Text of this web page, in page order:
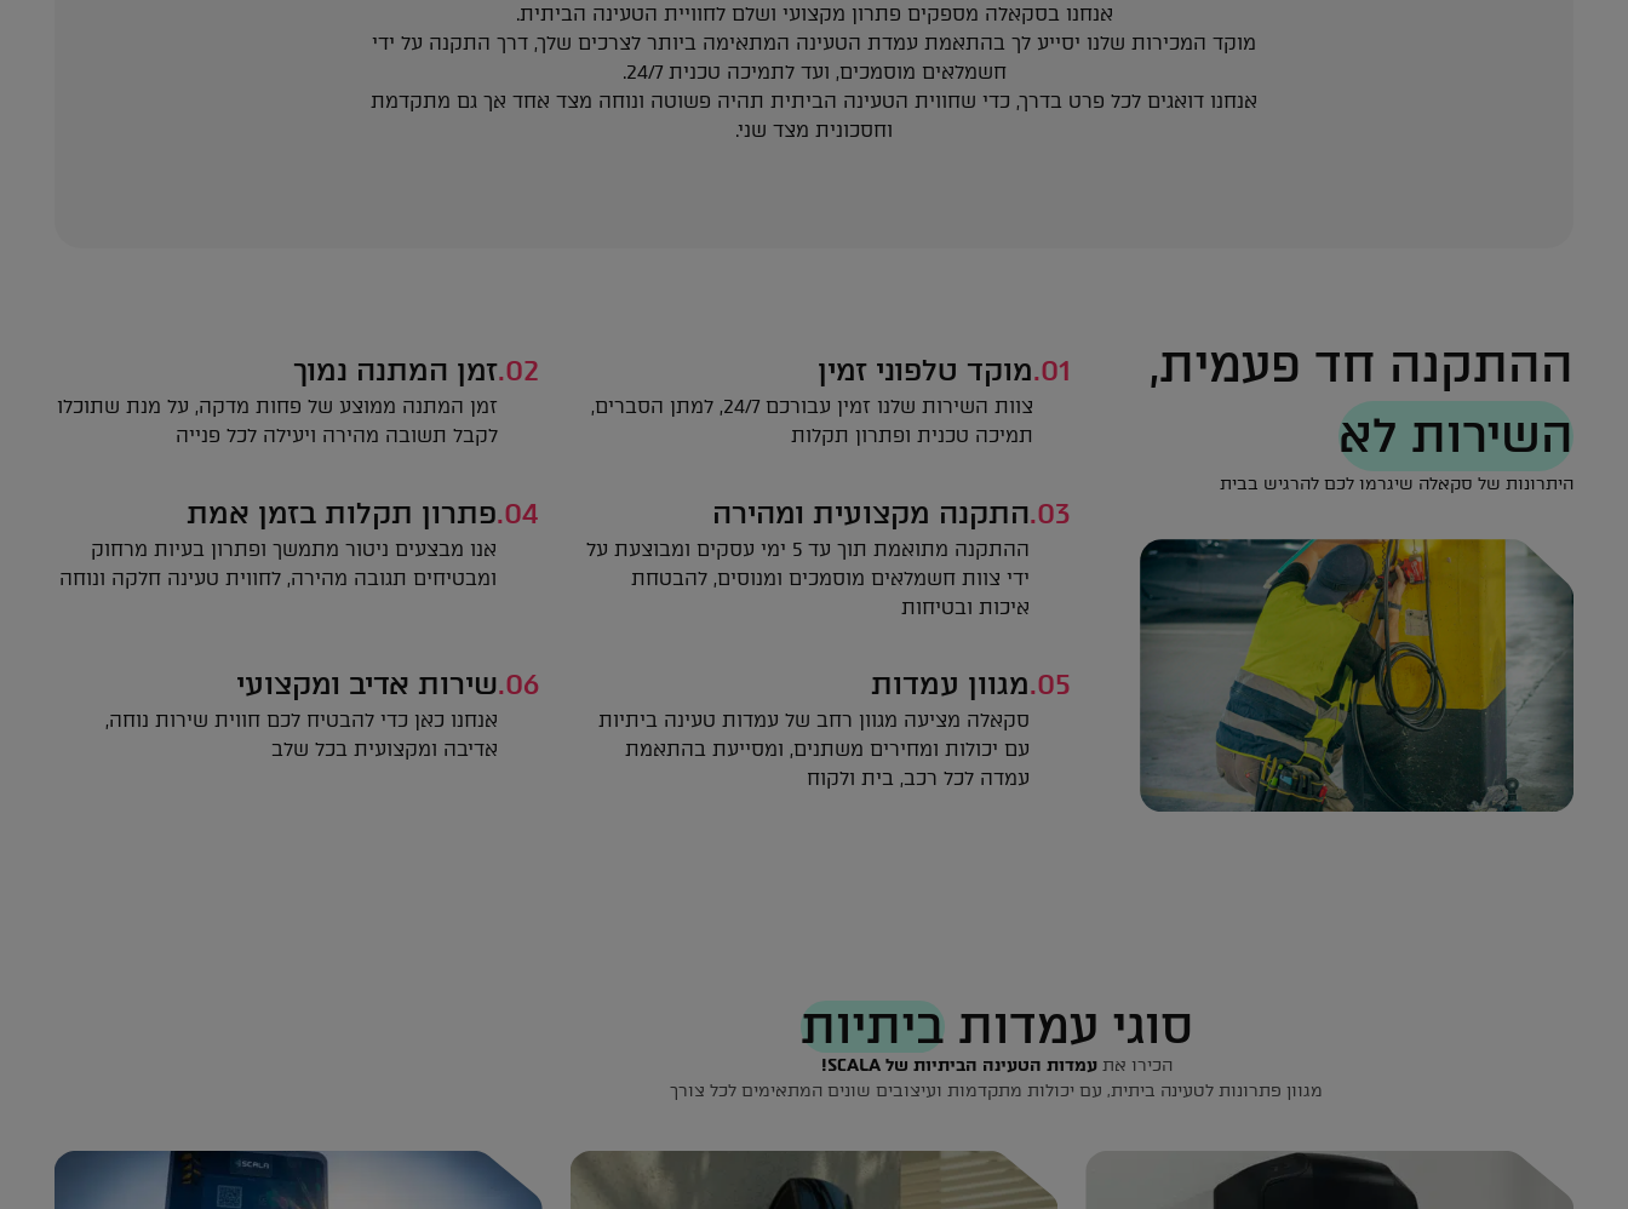
אנחנו בסקאלה מספקים פתרון מקצועי ושלם לחוויית הטעינה הביתית.
מוקד המכירות שלנו יסייע לך בהתאמת עמדת הטעינה המתאימה ביותר לצרכים שלך, דרך התקנה על ידי
חשמלאים מוסמכים, ועד לתמיכה טכנית 24/7.
אנחנו דואגים לכל פרט בדרך, כדי שחווית הטעינה הביתית תהיה פשוטה ונוחה מצד אחד אך גם מתקדמת
וחסכונית מצד שני.
ההתקנה חד פעמית,
השירות לא
היתרונות של סקאלה שיגרמו לכם להרגיש בבית
01. מוקד טלפוני זמין
צוות השירות שלנו זמין עבורכם 24/7, למתן הסברים,
תמיכה טכנית ופתרון תקלות
02. זמן המתנה נמוך
זמן המתנה ממוצע של פחות מדקה, על מנת שתוכלו
לקבל תשובה מהירה ויעילה לכל פנייה
03. התקנה מקצועית ומהירה
ההתקנה מתואמת תוך עד 5 ימי עסקים ומבוצעת על
ידי צוות חשמלאים מוסמכים ומנוסים, להבטחת
איכות ובטיחות
04. פתרון תקלות בזמן אמת
אנו מבצעים ניטור מתמשך ופתרון בעיות מרחוק
ומבטיחים תגובה מהירה, לחווית טעינה חלקה ונוחה
05. מגוון עמדות
סקאלה מציעה מגוון רחב של עמדות טעינה ביתיות
עם יכולות ומחירים משתנים, ומסייעת בהתאמת
עמדה לכל רכב, בית ולקוח
06. שירות אדיב ומקצועי
אנחנו כאן כדי להבטיח לכם חווית שירות נוחה,
אדיבה ומקצועית בכל שלב
סוגי עמדותביתיות
הכירו אתעמדות הטעינה הביתיות של SCALA!
מגוון פתרונות לטעינה ביתית, עם יכולות מתקדמות ועיצובים שונים המתאימים לכל צורך